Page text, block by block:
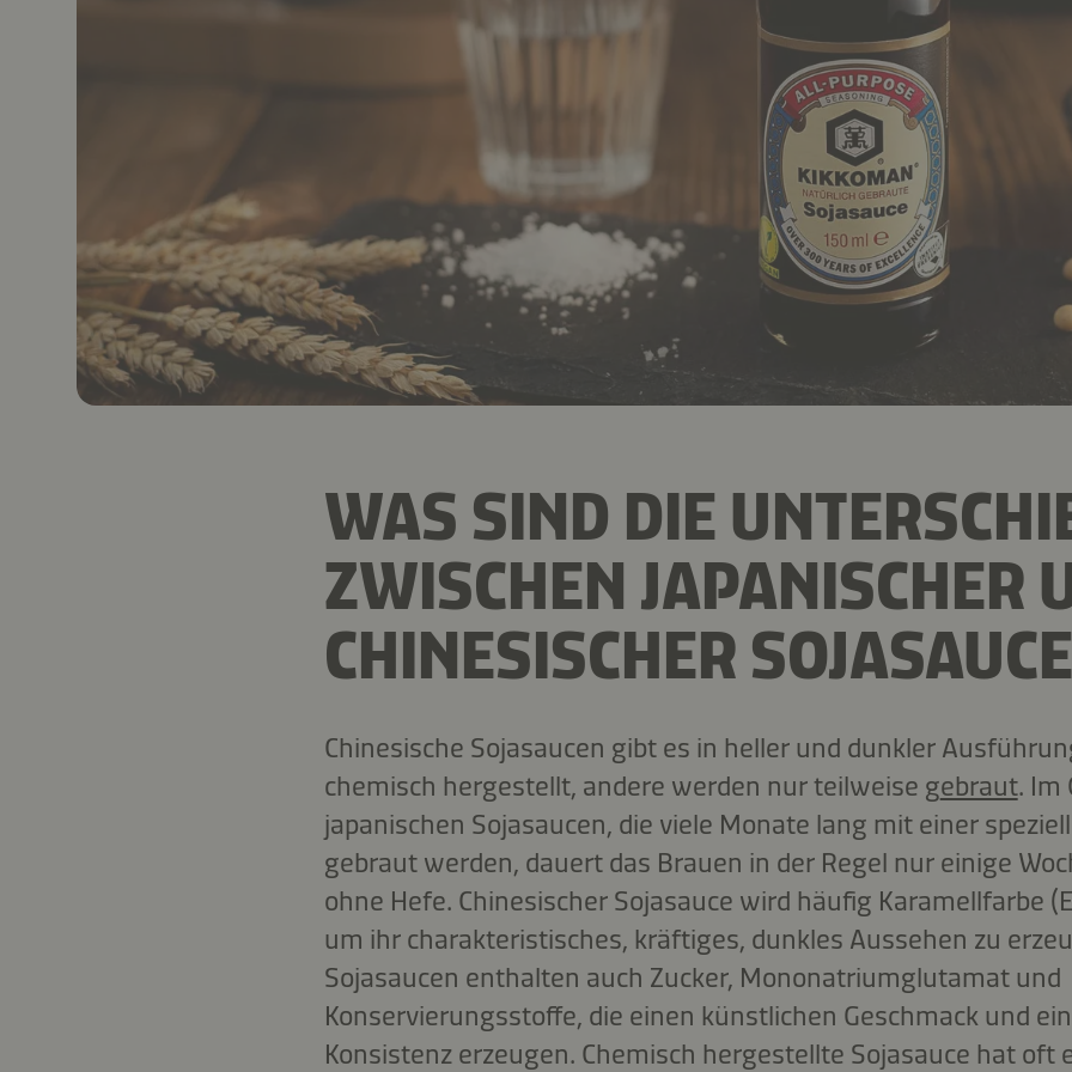
WAS SIND DIE
ZWISCHEN JAPANISCHER
CHINESISCHER
Chinesische Sojasaucen gibt es in heller und dunkler
chemisch hergestellt, andere werden nur teilweise gebraut. Im
japanischen Sojasaucen, die viele Monate lang mit einer
gebraut werden, dauert das Brauen in der Regel nur einige
ohne Hefe. Chinesischer Sojasauce wird häufig Karamellfarbe
um ihr charakteristisches, kräftiges, dunkles Aussehen zu
Sojasaucen enthalten auch Zucker, Mononatriumglutamat und
Konservierungsstoffe, die einen künstlichen Geschmack und
Konsistenz erzeugen. Chemisch hergestellte Sojasauce hat oft